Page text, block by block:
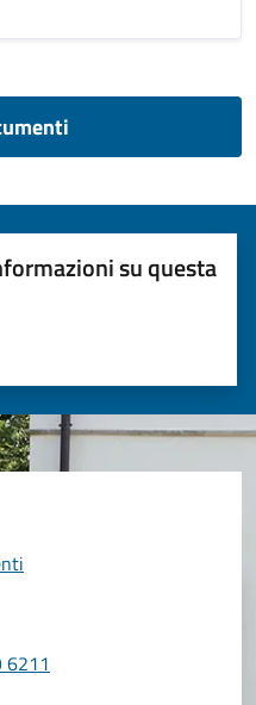
su questa
5
6211